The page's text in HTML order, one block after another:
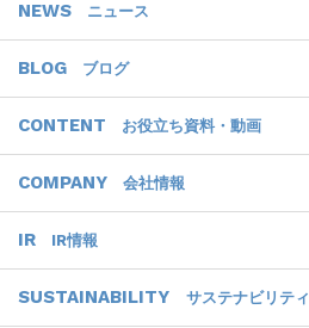
NEWS ニュース
BLOG ブログ
CONTENT お役立ち資料・動画
COMPANY 会社情報
IR IR情報
SUSTAINABILITY サステナビリティ